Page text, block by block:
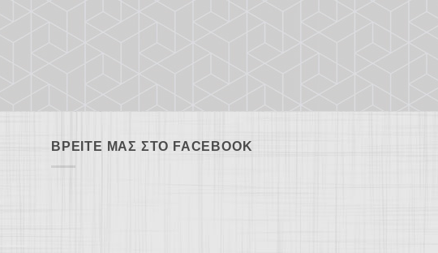
ΒΡΕΊΤΕ ΜΑΣ ΣΤΟ FACEBOOK